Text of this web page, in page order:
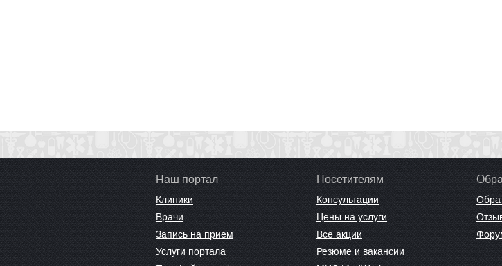
Наш портал
Клиники
Врачи
Запись на прием
Услуги портала
Посетителям
Консультации
Цены на услуги
Все акции
Резюме и вакансии